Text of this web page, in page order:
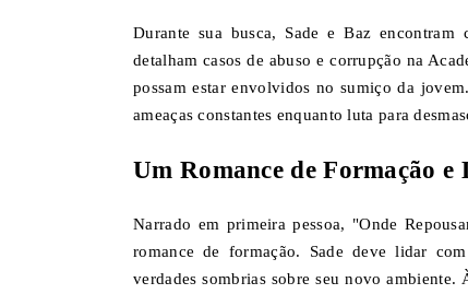
Durante sua busca, Sade e Baz encontram
detalham casos de abuso e corrupção na
possam estar envolvidos no sumiço da
ameaças constantes enquanto luta para
Um Romance de Formação e
Narrado em primeira pessoa, "Onde
romance de formação. Sade deve lidar
verdades sombrias sobre seu novo